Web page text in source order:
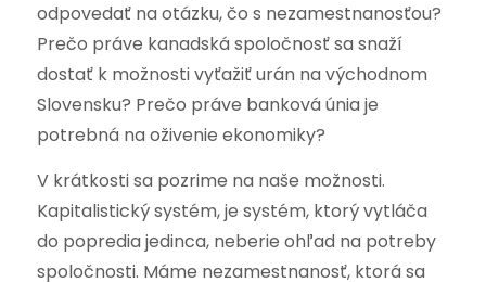
odpovedať na otázku, čo s nezamestnanosťou?
Prečo práve kanadská spoločnosť sa snaží
dostať k možnosti vyťažiť urán na východnom
Slovensku? Prečo práve banková únia je
potrebná na oživenie ekonomiky?
V krátkosti sa pozrime na naše možnosti.
Kapitalistický systém, je systém, ktorý vytláča
do popredia jedinca, neberie ohľad na potreby
spoločnosti. Máme nezamestnanosť, ktorá sa